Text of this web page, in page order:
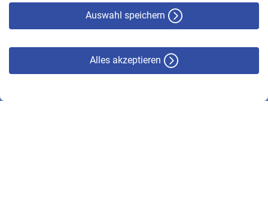
Auswahl speichern
Alles akzeptieren
© VBL 2026